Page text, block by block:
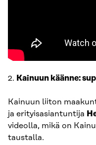
2. Kainuun käänne:
Kainuun liiton
ja erityisasiantuntija
videolla, mikä on
taustalla.